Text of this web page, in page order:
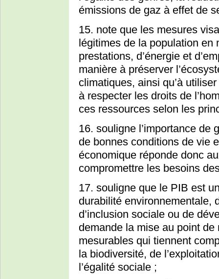
émissions de gaz à effet de
15. note que les mesures
légitimes de la population en
prestations, d’énergie et
manière à préserver
climatiques, ainsi qu’à
à respecter les droits de
ces ressources selon les
16. souligne l’importance de
de bonnes conditions de vie
économique réponde donc
compromettre les besoins
17. souligne que le PIB est
durabilité environnementale,
d’inclusion sociale ou de
demande la mise au point
mesurables qui tiennent
la biodiversité, de
l’égalité sociale ;